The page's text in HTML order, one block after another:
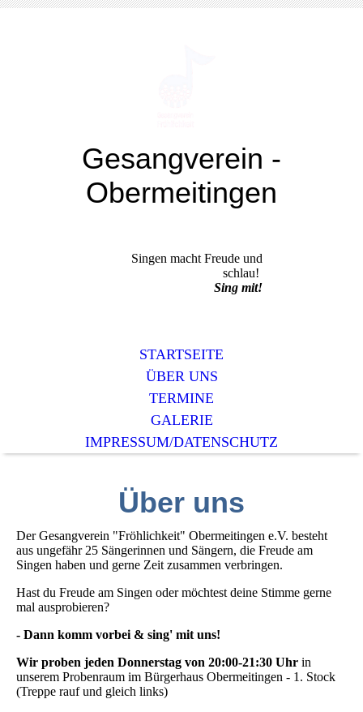
Gesangverein -
Obermeitingen
Singen macht Freude und
schlau!
Sing mit!
STARTSEITE
ÜBER UNS
TERMINE
GALERIE
IMPRESSUM/DATENSCHUTZ
Über uns
Der Gesangverein "Fröhlichkeit" Obermeitingen e.V. besteht
aus ungefähr 25 Sängerinnen und Sängern, die Freude am
Singen haben und gerne Zeit zusammen verbringen.
Hast du Freude am Singen oder möchtest deine Stimme gerne
mal ausprobieren?
- Dann komm vorbei & sing' mit uns!
Wir proben jeden Donnerstag von 20:00-21:30 Uhr in
unserem Probenraum im Bürgerhaus Obermeitingen - 1. Stock
(Treppe rauf und gleich links)